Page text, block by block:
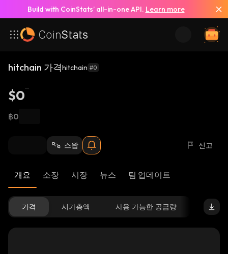
Build with CoinStats’ all-in-one API. Learn more
hitchain 가격hitchain #0
$0
฿0
스왑 신고
개요 소장 시장 뉴스 팀 업데이트
가격 시가총액 사용 가능한 공급량